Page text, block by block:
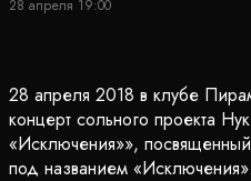
28 апреля 19:00
28 апреля 2018 в клубе
концерт сольного проекта
«Исключения»»,
под названием